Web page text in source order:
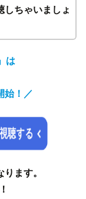
しちゃいましょ
は
始！／
視聴する
ます。